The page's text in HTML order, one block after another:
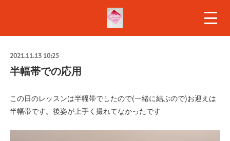
2021.11.13 10:25
半幅帯での応用
この日のレッスンは半幅帯でしたので(一緒に結ぶので)お迎えは
半幅帯です。後姿が上手く撮れてなかったです